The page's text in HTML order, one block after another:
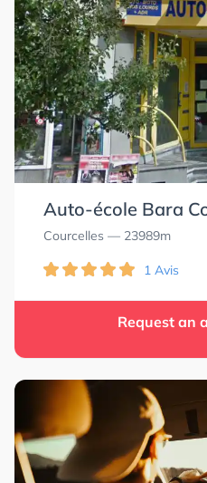
Auto-école Bara
Courcelles — 23989m
1 Avis
Request an